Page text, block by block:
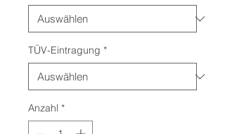
TÜV-Eintragung *
Anzahl *